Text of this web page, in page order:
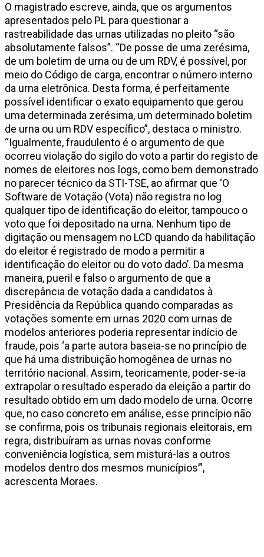
O magistrado escreve, ainda, que os argumentos
apresentados pelo PL para questionar a
rastreabilidade das urnas utilizadas no pleito “são
absolutamente falsos”. “De posse de uma zerésima,
de um boletim de urna ou de um RDV, é possível, por
meio do Código de carga, encontrar o número interno
da urna eletrônica. Desta forma, é perfeitamente
possível identificar o exato equipamento que gerou
uma determinada zerésima, um determinado boletim
de urna ou um RDV específico”, destaca o ministro.
“Igualmente, fraudulento é o argumento de que
ocorreu violação do sigilo do voto a partir do registo de
nomes de eleitores nos logs, como bem demonstrado
no parecer técnico da STI-TSE, ao afirmar que ‘O
Software de Votação (Vota) não registra no log
qualquer tipo de identificação do eleitor, tampouco o
voto que foi depositado na urna. Nenhum tipo de
digitação ou mensagem no LCD quando da habilitação
do eleitor é registrado de modo a permitir a
identificação do eleitor ou do voto dado’. Da mesma
maneira, pueril e falso o argumento de que a
discrepância de votação dada a candidatos à
Presidência da República quando comparadas as
votações somente em urnas 2020 com urnas de
modelos anteriores poderia representar indício de
fraude, pois ‘a parte autora baseia-se no princípio de
que há uma distribuição homogênea de urnas no
território nacional. Assim, teoricamente, poder-se-ia
extrapolar o resultado esperado da eleição a partir do
resultado obtido em um dado modelo de urna. Ocorre
que, no caso concreto em análise, esse princípio não
se confirma, pois os tribunais regionais eleitorais, em
regra, distribuíram as urnas novas conforme
conveniência logística, sem misturá-las a outros
modelos dentro dos mesmos municípios’”,
acrescenta Moraes.